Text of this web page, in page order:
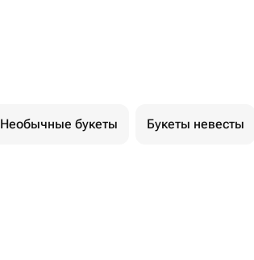
Необычные букеты Букеты невесты